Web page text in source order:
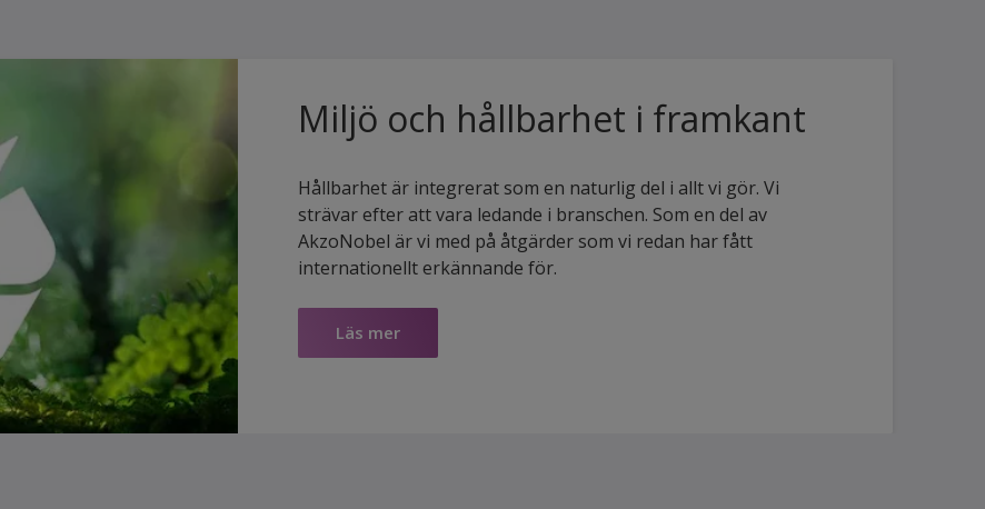
Miljö och hållbarhet i framkant
Hållbarhet är integrerat som en naturlig del i allt vi gör. Vi
strävar efter att vara ledande i branschen. Som en del av
AkzoNobel är vi med på åtgärder som vi redan har fått
internationellt erkännande för.
Läs mer